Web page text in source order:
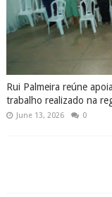
Rui Palmeira reúne
trabalho realizado na
June 13, 2026 0